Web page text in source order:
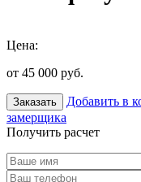
Цена:
от 45 000 руб.
Заказать Добавить в
замерщика
Получить расчет